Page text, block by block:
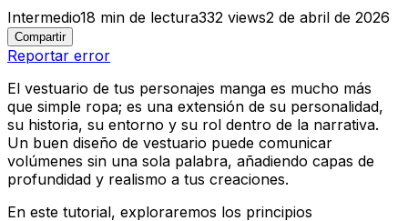
Intermedio18 min de lectura332 views2 de abril de 2026
Compartir
Reportar error
El vestuario de tus personajes manga es mucho más
que simple ropa; es una extensión de su personalidad,
su historia, su entorno y su rol dentro de la narrativa.
Un buen diseño de vestuario puede comunicar
volúmenes sin una sola palabra, añadiendo capas de
profundidad y realismo a tus creaciones.
En este tutorial, exploraremos los principios